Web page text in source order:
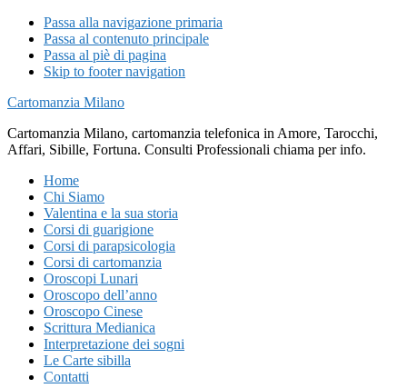
Passa alla navigazione primaria
Passa al contenuto principale
Passa al piè di pagina
Skip to footer navigation
Cartomanzia Milano
Cartomanzia Milano, cartomanzia telefonica in Amore, Tarocchi,
Affari, Sibille, Fortuna. Consulti Professionali chiama per info.
Home
Chi Siamo
Valentina e la sua storia
Corsi di guarigione
Corsi di parapsicologia
Corsi di cartomanzia
Oroscopi Lunari
Oroscopo dell’anno
Oroscopo Cinese
Scrittura Medianica
Interpretazione dei sogni
Le Carte sibilla
Contatti